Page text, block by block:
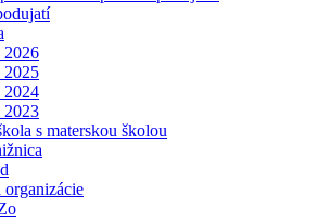
2026
2025
2024
2023
s materskou školou
organizácie